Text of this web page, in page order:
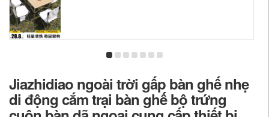
Jiazhidiao ngoài trời gấp bàn ghế nhẹ
di động cắm trại bàn ghế bộ trứng